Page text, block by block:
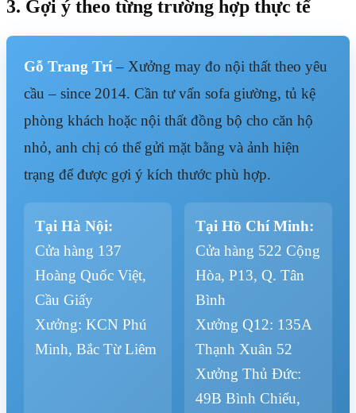
3. Gợi ý theo từng trường hợp thực tế
Gỗ Trang Trí– Xưởng may đo nội thất theo yêu
cầu – since 2014. Cần tư vấn sofa giường, tủ kệ
phòng khách hoặc nội thất đồng bộ cho căn hộ
nhỏ, anh chị có thể gửi mặt bằng và ảnh hiện
trạng để được gợi ý kích thước phù hợp.
Tại Hà Nội:
Cửa hàng 137
Hoàng Quốc Việt,
Cầu Giấy
Xưởng: KCN Phú
Minh, Bắc Từ Liêm
Tại Hồ Chí Minh:
Cửa hàng 522 Cộng
Hòa, P13, Q. Tân
Bình
Xưởng Q12: 135A
Thạnh Xuân 52
Xưởng Thủ Đức:
49B Bình Chiểu,